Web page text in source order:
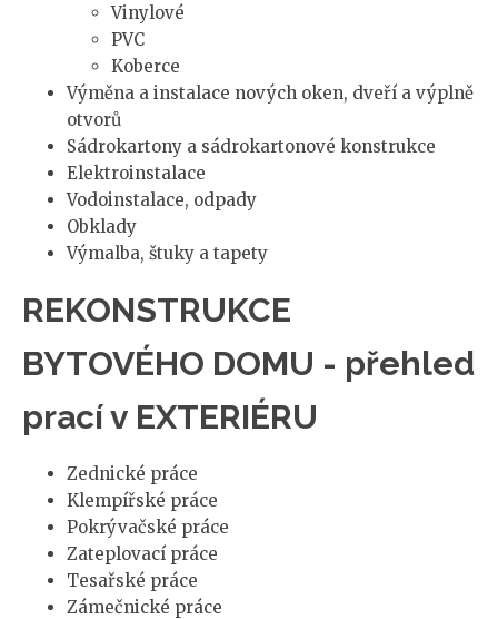
Vinylové
PVC
Koberce
Výměna a instalace nových oken, dveří a výplně
otvorů
Sádrokartony a sádrokartonové konstrukce
Elektroinstalace
Vodoinstalace, odpady
Obklady
Výmalba, štuky a tapety
REKONSTRUKCE
BYTOVÉHO DOMU - přehled
prací v EXTERIÉRU
Zednické práce
Klempířské práce
Pokrývačské práce
Zateplovací práce
Tesařské práce
Zámečnické práce